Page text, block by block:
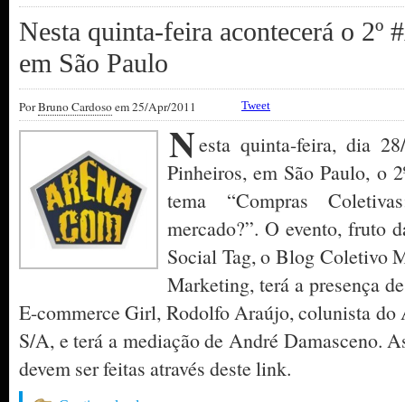
Nesta quinta-feira acontecerá o 2º
em São Paulo
PorBruno Cardosoem 25/Apr/2011 Tweet
Nesta quinta-feira, dia
Pinheiros, em São Paulo, o
tema “Compras
mercado?”. O evento, fruto
Social Tag, o Blog Coletivo
Marketing, terá a presença
E-commerce Girl, Rodolfo Araújo, colunista do
S/A, e terá a mediação de André Damasceno.
devem ser feitas através deste link.